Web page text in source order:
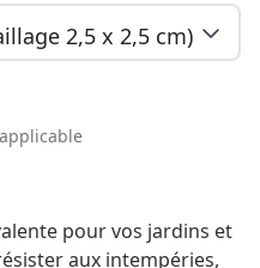
2,5 x 2,5 cm)
pour vos jardins et
aux intempéries,